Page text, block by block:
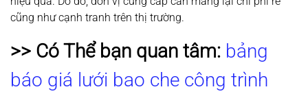
cũng như cạnh tranh trên thị trường.
>> Có Thể bạn quan tâm: bảng
báo giá lưới bao che công trình